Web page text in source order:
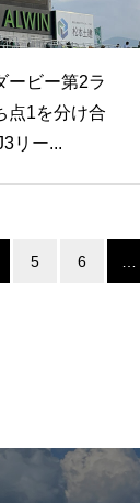
ービー第2ラ
点1を分け合
リー...
5 6